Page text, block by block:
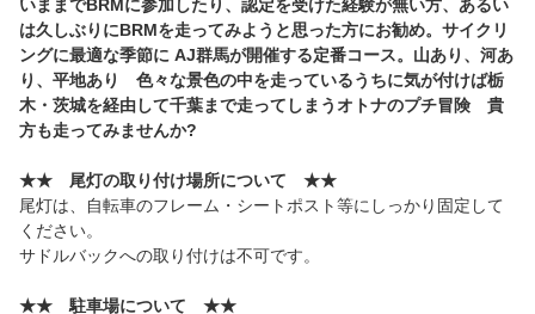
いままでBRMに参加したり、認定を受けた経験が無い方、あるい
は久しぶりにBRMを走ってみようと思った方にお勧め。サイクリ
ングに最適な季節に AJ群馬が開催する定番コース。山あり、河あ
り、平地あり 色々な景色の中を走っているうちに気が付けば栃
木・茨城を経由して千葉まで走ってしまうオトナのプチ冒険 貴
方も走ってみませんか?
★★ 尾灯の取り付け場所について ★★
尾灯は、自転車のフレーム・シートポスト等にしっかり固定して
ください。
サドルバックへの取り付けは不可です。
★★ 駐車場について ★★